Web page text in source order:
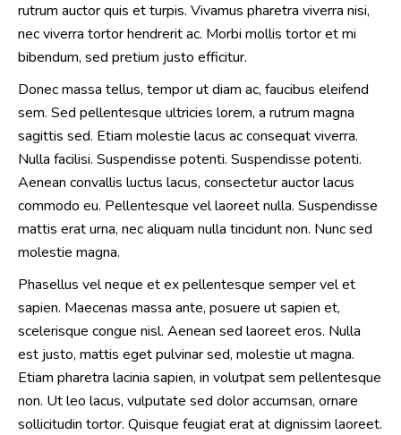
rutrum auctor quis et turpis. Vivamus pharetra viverra nisi,
nec viverra tortor hendrerit ac. Morbi mollis tortor et mi
bibendum, sed pretium justo efficitur.
Donec massa tellus, tempor ut diam ac, faucibus eleifend
sem. Sed pellentesque ultricies lorem, a rutrum magna
sagittis sed. Etiam molestie lacus ac consequat viverra.
Nulla facilisi. Suspendisse potenti. Suspendisse potenti.
Aenean convallis luctus lacus, consectetur auctor lacus
commodo eu. Pellentesque vel laoreet nulla. Suspendisse
mattis erat urna, nec aliquam nulla tincidunt non. Nunc sed
molestie magna.
Phasellus vel neque et ex pellentesque semper vel et
sapien. Maecenas massa ante, posuere ut sapien et,
scelerisque congue nisl. Aenean sed laoreet eros. Nulla
est justo, mattis eget pulvinar sed, molestie ut magna.
Etiam pharetra lacinia sapien, in volutpat sem pellentesque
non. Ut leo lacus, vulputate sed dolor accumsan, ornare
sollicitudin tortor. Quisque feugiat erat at dignissim laoreet.